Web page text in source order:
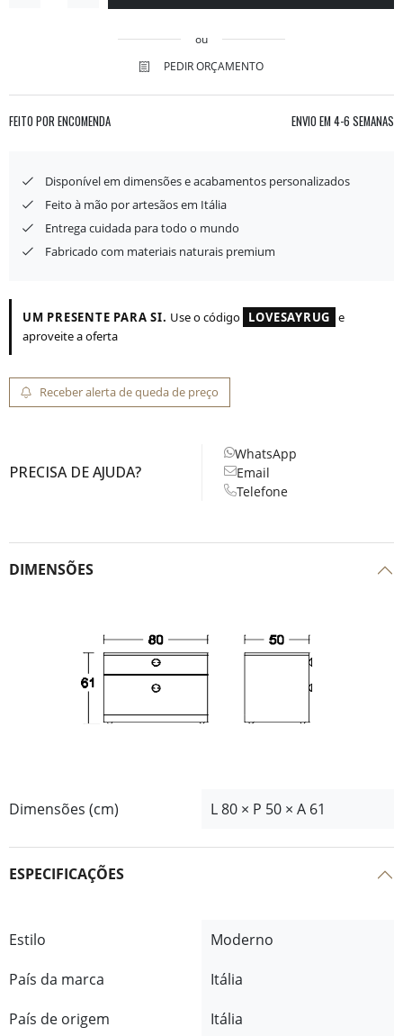
ou
PEDIR ORÇAMENTO
FEITO POR ENCOMENDA ENVIO EM 4-6 SEMANAS
Disponível em dimensões e acabamentos personalizados
Feito à mão por artesãos em Itália
Entrega cuidada para todo o mundo
Fabricado com materiais naturais premium
UM PRESENTE PARA SI. Use o código LOVESAYRUG e
aproveite a oferta
Receber alerta de queda de preço
PRECISA DE AJUDA?
WhatsApp
Email
Telefone
DIMENSÕES
Dimensões (cm) L 80 × P 50 × A 61
ESPECIFICAÇÕES
Estilo
Moderno
País da marca
Itália
País de origem
Itália